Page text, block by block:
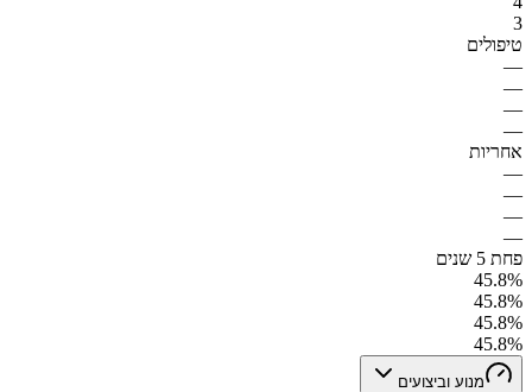
3
טיפולים
—
—
—
—
אחריות
—
—
—
—
פחת 5 שנים
45.8%
45.8%
45.8%
45.8%
מנוע וביצועים